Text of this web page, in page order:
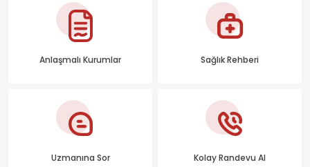
Anlaşmalı Kurumlar Sağlık Rehberi
Uzmanına Sor Kolay Randevu Al